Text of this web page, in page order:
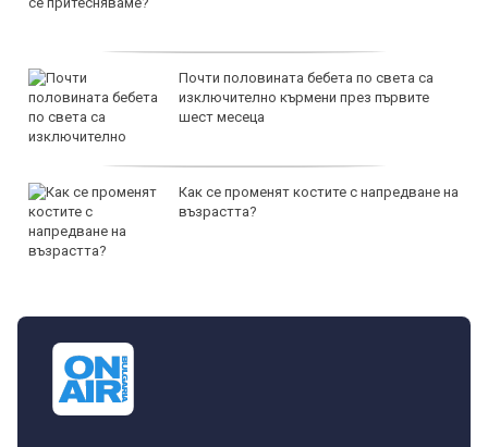
Почти половината бебета по света са
изключително кърмени през първите
шест месеца
Как се променят костите с напредване на
възрастта?